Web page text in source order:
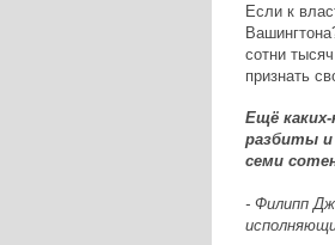
Если к
сотни
признать
Ещё
разбиты и
семи
- Филипп